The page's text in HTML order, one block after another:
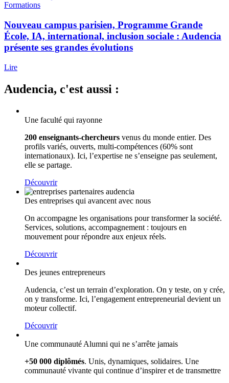
Formations
Nouveau campus parisien, Programme Grande
École, IA, international, inclusion sociale : Audencia
présente ses grandes évolutions
Lire
Audencia, c'est aussi :
Une faculté qui rayonne
200 enseignants-chercheurs venus du monde entier. Des
profils variés, ouverts, multi-compétences (60% sont
internationaux). Ici, l’expertise ne s’enseigne pas seulement,
elle se partage.
Découvrir
Des entreprises qui avancent avec nous
On accompagne les organisations pour transformer la société.
Services, solutions, accompagnement : toujours en
mouvement pour répondre aux enjeux réels.
Découvrir
Des jeunes entrepreneurs
Audencia, c’est un terrain d’exploration. On y teste, on y crée,
on y transforme. Ici, l’engagement entrepreneurial devient un
moteur collectif.
Découvrir
Une communauté Alumni qui ne s’arrête jamais
+50 000 diplômés. Unis, dynamiques, solidaires. Une
communauté vivante qui continue d’inspirer et de transmettre